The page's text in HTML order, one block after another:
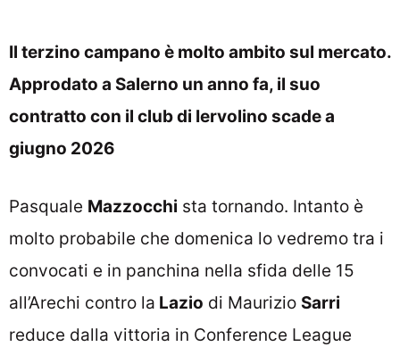
Il terzino campano è molto ambito sul mercato.
Approdato a Salerno un anno fa, il suo
contratto con il club di Iervolino scade a
giugno 2026
Pasquale Mazzocchi sta tornando. Intanto è
molto probabile che domenica lo vedremo tra i
convocati e in panchina nella sfida delle 15
all’Arechi contro la Lazio di Maurizio Sarri
reduce dalla vittoria in Conference League